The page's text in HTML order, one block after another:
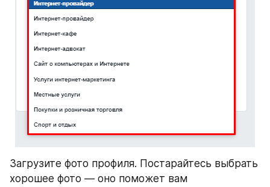
Загрузите фото профиля. Постарайтесь выбрать
хорошее фото — оно поможет вам